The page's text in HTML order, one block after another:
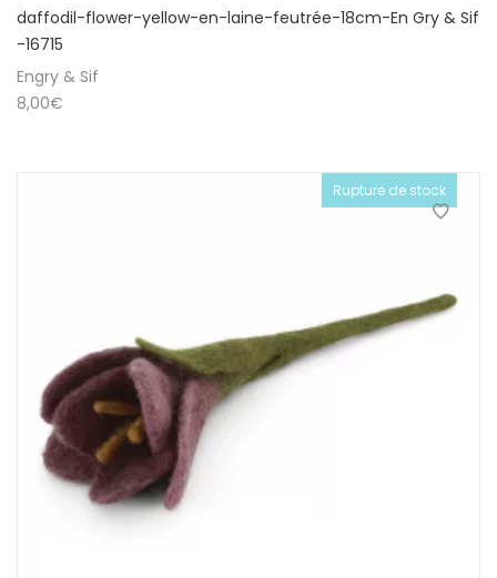
daffodil-flower-yellow-en-laine-feutrée-18cm-En Gry & Sif
-16715
Engry & Sif
8,00€
Rupture de stock